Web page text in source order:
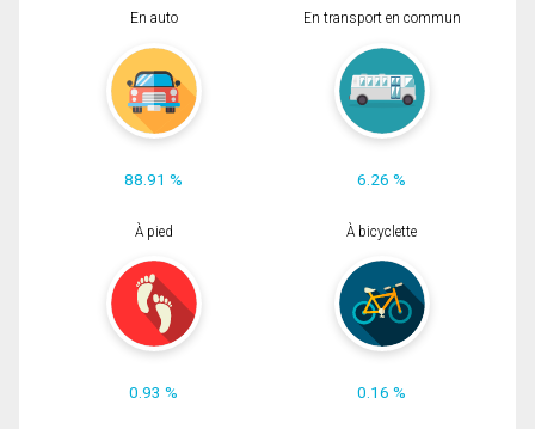
En auto
88.91 %
En transport en commun
6.26 %
À pied
0.93 %
À bicyclette
0.16 %